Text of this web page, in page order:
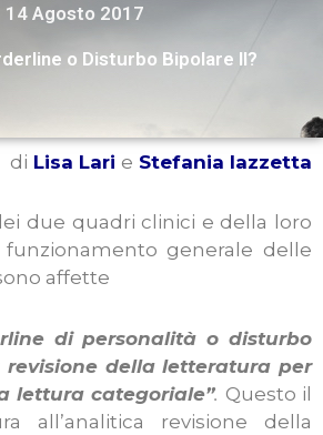
14 Agosto 2017
o Disturbo Bipolare II?
di Lisa Lari e Stefania Iazzetta
due quadri clinici e della loro
generale delle
affette
di personalità o disturbo
revisione della letteratura per
lettura categoriale”. Questo il
all’analitica revisione della